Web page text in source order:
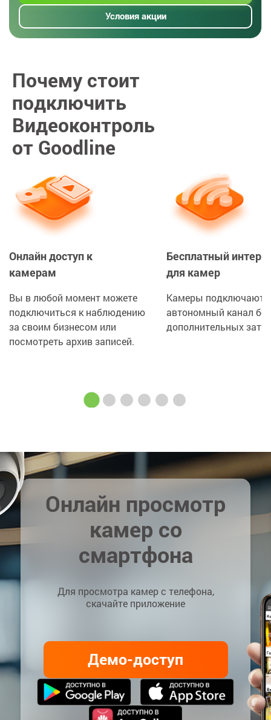
Условия акции
Почему стоит
подключить
Видеоконтроль
от Goodline
Онлайн доступ к
камерам
Вы в любой момент можете
подключиться к наблюдению
за своим бизнесом или
посмотреть архив записей.
Бесплатный
для камер
Камеры
автономный канал без
дополнительных
Онлайн просмотр
камер со
смартфона
Для просмотра камер с телефона,
скачайте приложение
Демо-доступ